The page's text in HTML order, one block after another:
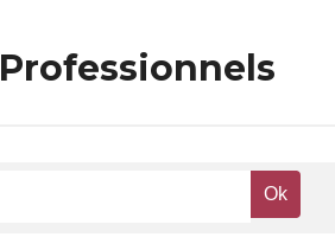
Professionnels